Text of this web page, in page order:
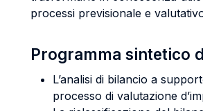
processi previsionale e
Programma sintetico
L’analisi di bilancio a
processo di valutazione